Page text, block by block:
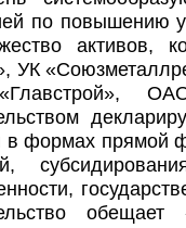
по повышению
активов,
УК
формах прямой